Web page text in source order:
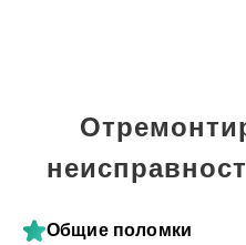
Общие поломки